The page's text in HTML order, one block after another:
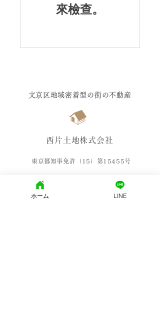
來檢查。
文京区地域密着型の街の不動産
西片土地株式会社
東京都知事免許（15）第15455号
東京都文京区西片2-25-8 モンテベルデ本郷西片 1Ｆ
ホーム LINE